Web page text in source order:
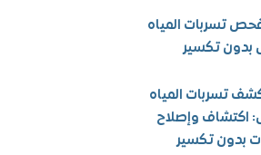
تسربات المياه
بدون تكسير
تسربات المياه
اكتشاف وإصلاح
بدون تكسير